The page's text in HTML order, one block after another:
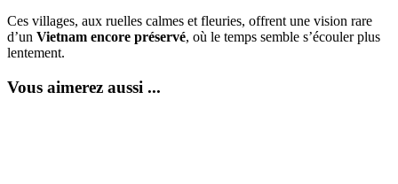
Ces villages, aux ruelles calmes et fleuries, offrent une vision rare
d’un Vietnam encore préservé, où le temps semble s’écouler plus
lentement.
Vous aimerez aussi ...